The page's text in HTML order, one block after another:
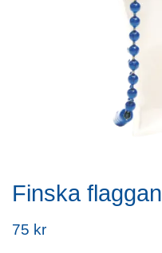
Finska flaggan
75 kr